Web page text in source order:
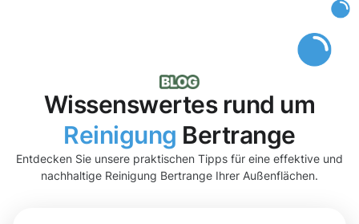
Wissenswertes rund um
Reinigung Bertrange
Entdecken Sie unsere praktischen Tipps für eine effektive und
nachhaltige Reinigung Bertrange Ihrer Außenflächen.